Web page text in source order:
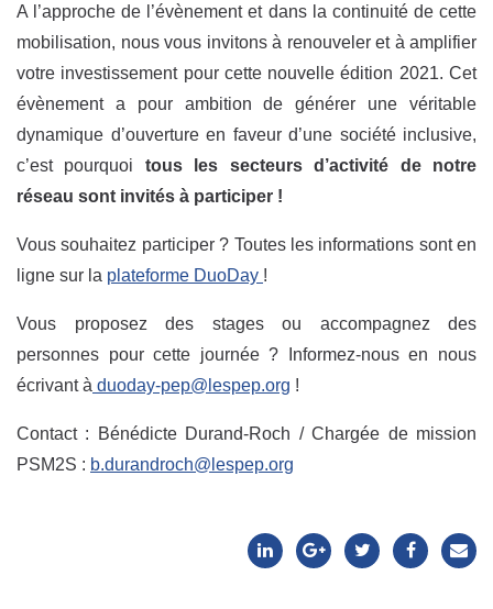
A l’approche de l’évènement et dans la continuité de cette
mobilisation, nous vous invitons à renouveler et à amplifier
votre investissement pour cette nouvelle édition 2021. Cet
évènement a pour ambition de générer une véritable
dynamique d’ouverture en faveur d’une société inclusive,
c’est pourquoi tous les secteurs d’activité de notre
réseau sont invités à participer !
Vous souhaitez participer ? Toutes les informations sont en
ligne sur la plateforme DuoDay !
Vous proposez des stages ou accompagnez des
personnes pour cette journée ? Informez-nous en nous
écrivant à duoday-pep@lespep.org !
Contact : Bénédicte Durand-Roch / Chargée de mission
PSM2S : b.durandroch@lespep.org